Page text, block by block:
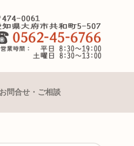
お問合せ・ご相談